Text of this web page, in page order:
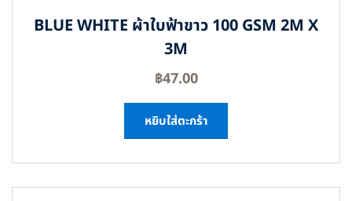
BLUE WHITE ผ้าใบฟ้าขาว 100 GSM 2M X
3M
฿47.00
หยิบใส่ตะกร้า